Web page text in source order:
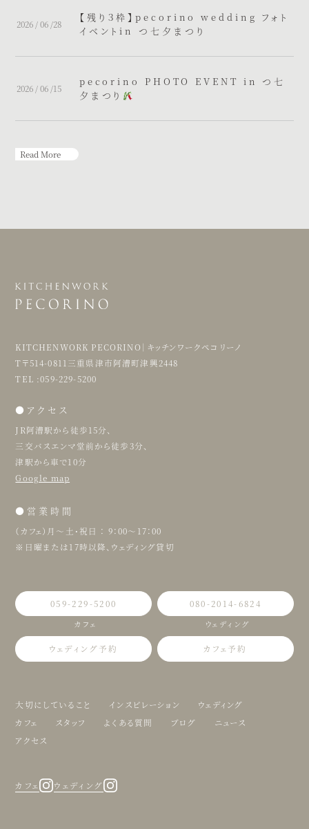
2026 / 06 /28
【残り３枠】pecorino wedding フォト
イベントin つ七夕まつり
2026 / 06 /15
pecorino PHOTO EVENT in つ七
夕まつり
Read More
KITCHENWORK PECORINO｜キッチンワークペコリーノ
T〒514-0811三重県津市阿漕町津興2448
TEL :059-229-5200
●アクセス
JR阿漕駅から徒歩15分、
三交バスエンマ堂前から徒歩3分、
津駅から車で10分
Google map
●営業時間
（カフェ）月〜土・祝日 ： 9：00〜17：00
※日曜または17時以降、ウェディング貸切
059-229-5200
カフェ
080-2014-6824
ウェディング
ウェディング予約 カフェ予約
大切にしていること インスピレーション
ウェディング
カフェ
スタッフ よくある質問 ブログ
ニュース
アクセス
カフェ ウェディング